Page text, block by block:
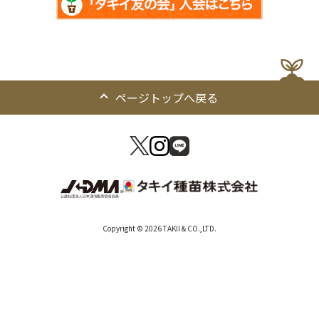
ページトップへ戻る
Copyright © 2026 TAKII & CO.,LTD.